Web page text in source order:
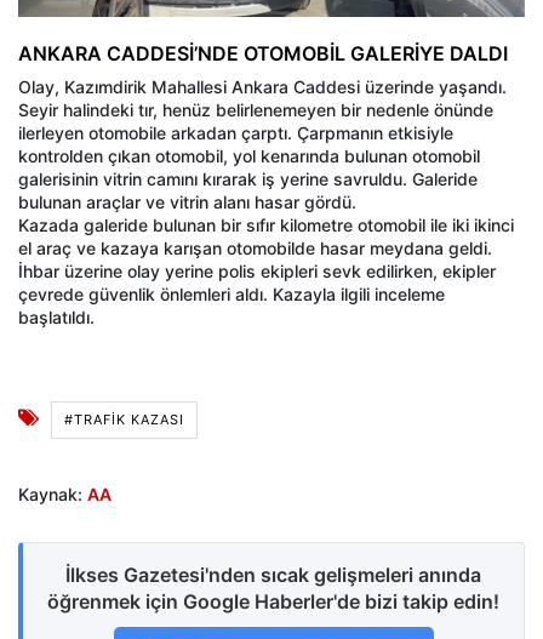
ANKARA CADDESİ’NDE OTOMOBİL GALERİYE DALDI
Olay, Kazımdirik Mahallesi Ankara Caddesi üzerinde yaşandı.
Seyir halindeki tır, henüz belirlenemeyen bir nedenle önünde
ilerleyen otomobile arkadan çarptı. Çarpmanın etkisiyle
kontrolden çıkan otomobil, yol kenarında bulunan otomobil
galerisinin vitrin camını kırarak iş yerine savruldu. Galeride
bulunan araçlar ve vitrin alanı hasar gördü.
Kazada galeride bulunan bir sıfır kilometre otomobil ile iki ikinci
el araç ve kazaya karışan otomobilde hasar meydana geldi.
İhbar üzerine olay yerine polis ekipleri sevk edilirken, ekipler
çevrede güvenlik önlemleri aldı. Kazayla ilgili inceleme
başlatıldı.
#TRAFİK KAZASI
Kaynak: AA
İlkses Gazetesi'nden sıcak gelişmeleri anında
öğrenmek için Google Haberler'de bizi takip edin!